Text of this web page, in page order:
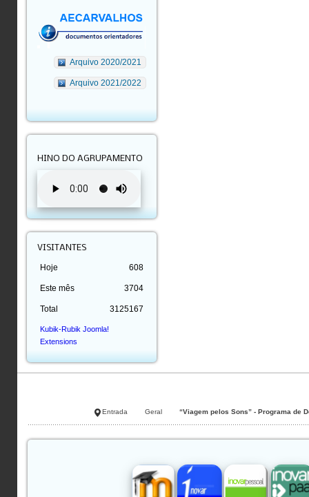
Arquivo 2020/2021
Arquivo 2021/2022
HINO DO AGRUPAMENTO
VISITANTES
Hoje 608
Este mês 3704
Total 3125167
Kubik-Rubik Joomla!
Extensions
Entrada Geral “Viagem pelos Sons” - Programa de